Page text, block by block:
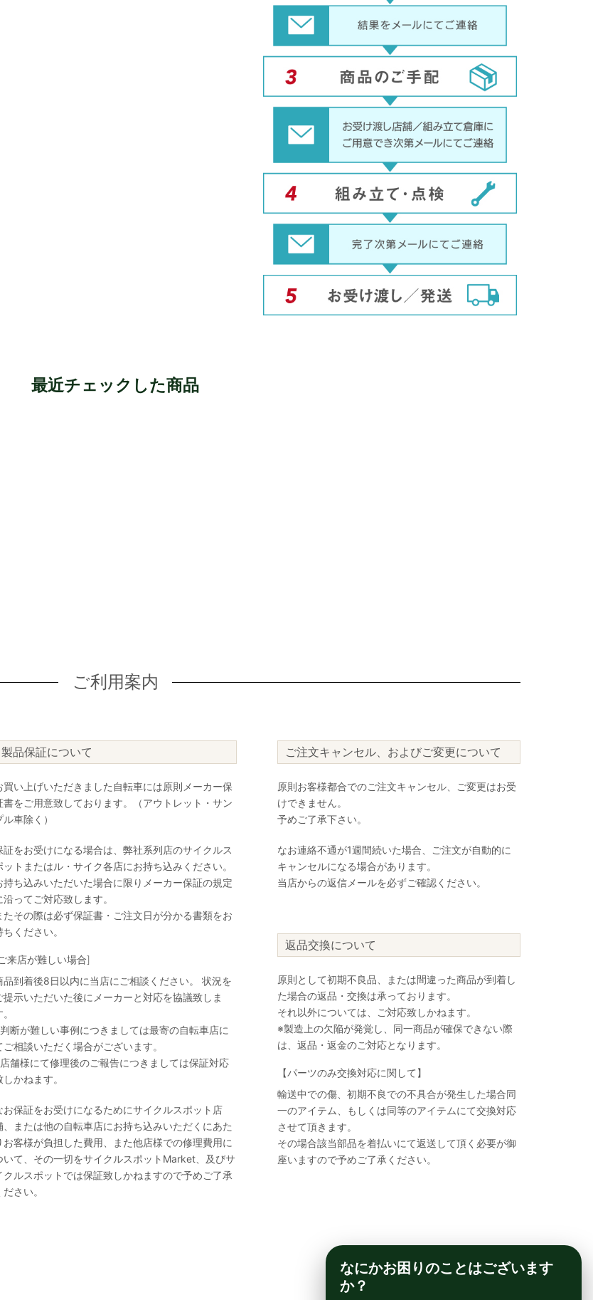
最近チェックした商品
ご利用案内
製品保証について
買い上げいただきました自転車には原則メーカー保
書をご用意致しております。（アウトレット・サン
ル車除く）
証をお受けになる場合は、弊社系列店のサイクルス
ットまたはル・サイク各店にお持ち込みください。
持ち込みいただいた場合に限りメーカー保証の規定
沿ってご対応致します。
たその際は必ず保証書・ご注文日が分かる書類をお
ちください。
来店が難しい場合]
品到着後8日以内に当店にご相談ください。 状況を
提示いただいた後にメーカーと対応を協議致しま
断が難しい事例につきましては最寄の自転車店に
ご相談いただく場合がございます。
舗様にて修理後のご報告につきましては保証対応
しかねます。
お保証をお受けになるためにサイクルスポット店
、または他の自転車店にお持ち込みいただくにあた
お客様が負担した費用、また他店様での修理費用に
いて、その一切をサイクルスポットMarket、及びサ
クルスポットでは保証致しかねますので予めご了承
ださい。
ご注文キャンセル、およびご変更について
原則お客様都合でのご注文キャンセル、ご変更はお受
けできません。
予めご了承下さい。
なお連絡不通が1週間続いた場合、ご注文が自動的に
キャンセルになる場合があります。
当店からの返信メールを必ずご確認ください。
返品交換について
原則として初期不良品、または間違った商品が到着し
た場合の返品・交換は承っております。
それ以外については、ご対応致しかねます。
※製造上の欠陥が発覚し、同一商品が確保できない際
は、返品・返金のご対応となります。
【パーツのみ交換対応に関して】
輸送中での傷、初期不良での不具合が発生した場合同
一のアイテム、もしくは同等のアイテムにて交換対応
させて頂きます。
その場合該当部品を着払いにて返送して頂く必要が御
座いますので予めご了承ください。
なにかお困りのことはございます
か？